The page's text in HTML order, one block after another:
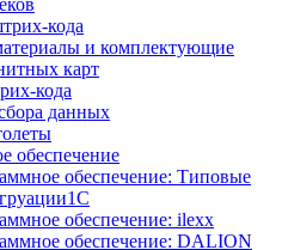
кода
и комплектующие
карт
кода
данных
обеспечение
обеспечение: Типовые
обеспечение: ilexx
обеспечение: DALION